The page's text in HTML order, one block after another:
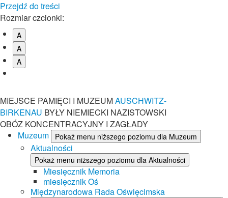
Przejdź do treści
Rozmiar czcionki:
A
A
A
MIEJSCE PAMIĘCI I MUZEUMAUSCHWITZ-
BIRKENAU BYŁY NIEMIECKI NAZISTOWSKI
OBÓZ KONCENTRACYJNY I ZAGŁADY
Muzeum
Pokaż menu niższego poziomu dla Muzeum
Aktualności
Pokaż menu niższego poziomu dla Aktualności
Miesięcznik Memoria
miesięcznik Oś
Międzynarodowa Rada Oświęcimska